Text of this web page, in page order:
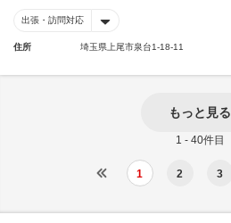
出張・訪問対応
住所 埼玉県上尾市泉台1-18-11
もっと見る
1 - 40件目
1 2 3